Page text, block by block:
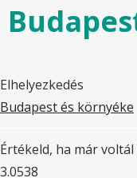
Elhelyezkedés
Budapest és környéke
Értékeld, ha már voltál
3.0538